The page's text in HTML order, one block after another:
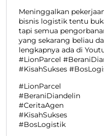
Meninggalkan
bisnis logistik tentu
tapi semua
yang sekarang beliau
lengkapnya ada di
#LionParcel
#KisahSukses
#LionParcel
#BeraniDiandelin
#CeritaAgen
#KisahSukses
#BosLogistik